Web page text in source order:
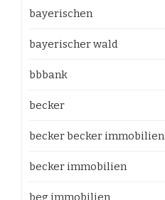
bayerischen
bayerischer wald
bbbank
becker
becker becker immobilien
becker immobilien
beg immobilien